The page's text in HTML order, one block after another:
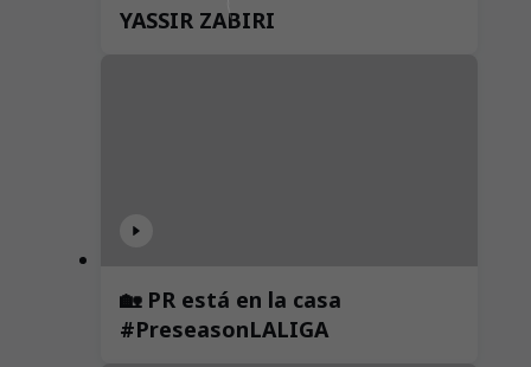
YASSIR ZABIRI
🏡 PR está en la casa
#PreseasonLALIGA